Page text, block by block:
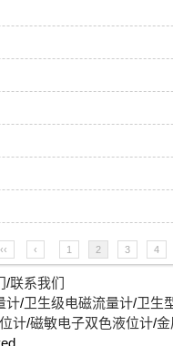
‹‹ ‹ 1 2 3 4
/联系我们
计/卫生级电磁流量计/卫生
计/磁敏电子双色液位计/金